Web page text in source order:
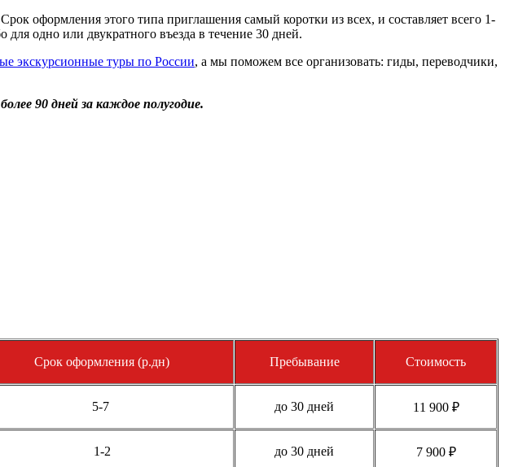
оформления этого типа приглашения самый коротки из всех, и составляет всего 1-
одно или двукратного въезда в течение 30 дней.
экскурсионные туры по России, а мы поможем все организовать: гиды, переводчики,
90 дней за каждое полугодие.
Срок оформления (р.дн) Пребывание Стоимость
5-7 до 30 дней 11 900 ₽
1-2 до 30 дней 7 900 ₽